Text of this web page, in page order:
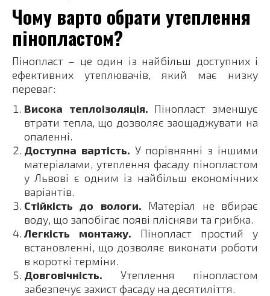
Чому варто обрати утеплення
пінопластом?
Пінопласт – це один із найбільш доступних і
ефективних утеплювачів, який має низку
переваг:
Висока теплоізоляція. Пінопласт зменшує
втрати тепла, що дозволяє заощаджувати на
опаленні.
Доступна вартість. У порівнянні з іншими
матеріалами, утеплення фасаду пінопластом
у Львові є одним із найбільш економічних
варіантів.
Стійкість до вологи. Матеріал не вбирає
воду, що запобігає появі плісняви та грибка.
Легкість монтажу. Пінопласт простий у
встановленні, що дозволяє виконати роботи
в короткі терміни.
Довговічність. Утеплення пінопластом
забезпечує захист фасаду на десятиліття.